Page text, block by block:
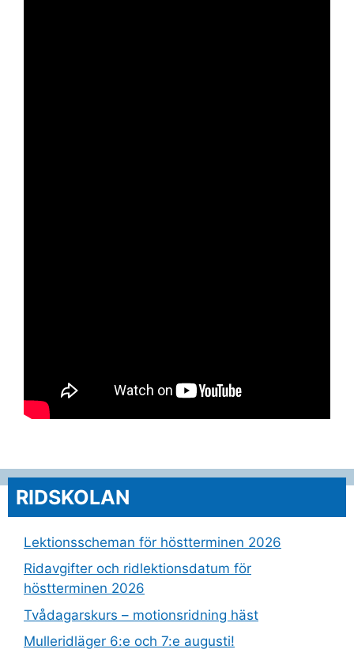
RIDSKOLAN
Lektionsscheman för höstterminen 2026
Ridavgifter och ridlektionsdatum för
höstterminen 2026
Tvådagarskurs – motionsridning häst
Mulleridläger 6:e och 7:e augusti!